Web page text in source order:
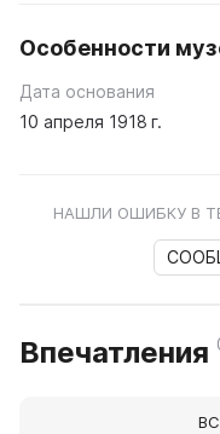
Особенности
Дата основания
10 апреля 1918 г.
НАШЛИ ОШИБКУ В
Впечатления